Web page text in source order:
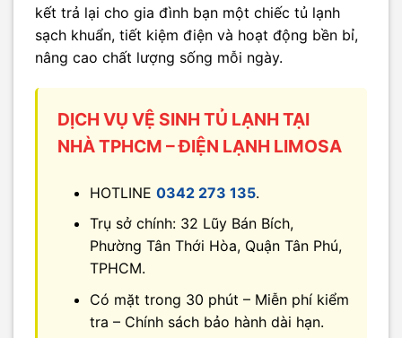
kết trả lại cho gia đình bạn một chiếc tủ lạnh
sạch khuẩn, tiết kiệm điện và hoạt động bền bỉ,
nâng cao chất lượng sống mỗi ngày.
DỊCH VỤ VỆ SINH TỦ LẠNH TẠI
NHÀ TPHCM – ĐIỆN LẠNH LIMOSA
HOTLINE 0342 273 135.
Trụ sở chính: 32 Lũy Bán Bích,
Phường Tân Thới Hòa, Quận Tân Phú,
TPHCM.
Có mặt trong 30 phút – Miễn phí kiểm
tra – Chính sách bảo hành dài hạn.